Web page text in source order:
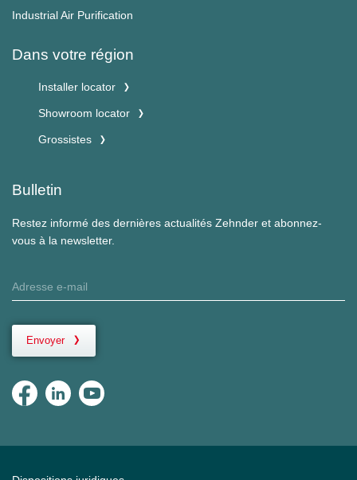
Industrial Air Purification
Dans votre région
Installer locator
Showroom locator
Grossistes
Bulletin
Restez informé des dernières actualités Zehnder et abonnez-
vous à la newsletter.
Envoyer